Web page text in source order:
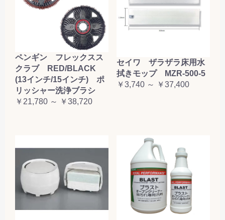
ペンギン フレックスス
クラブ RED/BLACK
(13インチ/15インチ) ポ
リッシャー洗浄ブラシ
￥21,780 ～ ￥38,720
セイワ ザラザラ床用水
拭きモップ MZR-500-5
￥3,740 ～ ￥37,400